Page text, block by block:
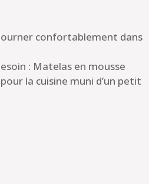
confortablement dans
: Matelas en mousse
la cuisine muni d’un petit